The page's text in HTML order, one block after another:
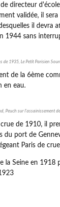
directeur
validée, il
il devra
1944 sans
de 1935, Le Petit Parisien
de la 6ème
en eau.
Peuch sur l'assainissement
crue de 1910, il
du port de
Paris de
la Seine en